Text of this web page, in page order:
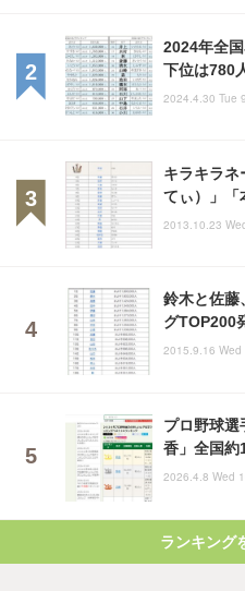
2024年全
下位は780
2024.4.30 Tue
キラキラネ
てぃ）」「
2013.10.23
鈴木と佐藤
グTOP200
2015.9.16 Wed
プロ野球選
香」全国約
2026.4.8 Wed
ランキング